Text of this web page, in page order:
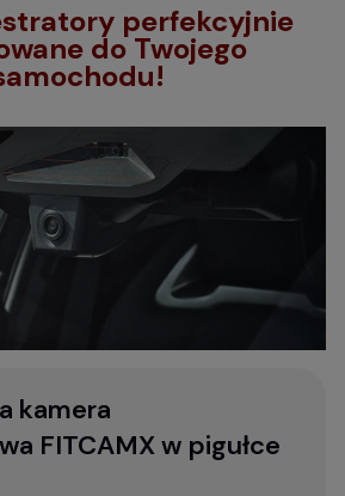
perfekcyjnie
do Twojego
kamera
FITCAMX w pigułce